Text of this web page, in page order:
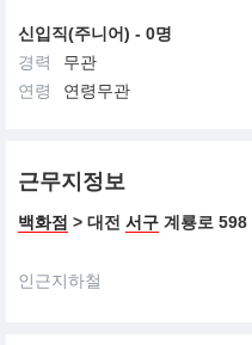
신입직(주니어) - 0명
경력
무관
연령
연령무관
근무지정보
백화점 > 대전 서구 계룡로 598
인근지하철